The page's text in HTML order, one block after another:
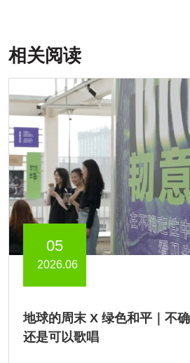
相关阅读
05
2026.06
地球的周末 X 绿色和平｜不
还是可以歌唱